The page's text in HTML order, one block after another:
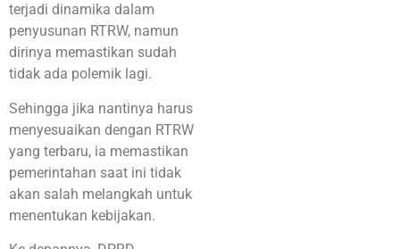
terjadi dinamika dalam
penyusunan RTRW, namun
dirinya memastikan sudah
tidak ada polemik lagi.
Sehingga jika nantinya harus
menyesuaikan dengan RTRW
yang terbaru, ia memastikan
pemerintahan saat ini tidak
akan salah melangkah untuk
menentukan kebijakan.